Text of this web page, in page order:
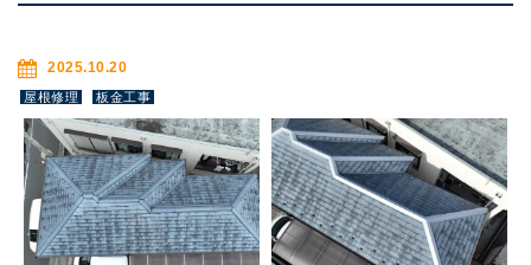
2025.10.20
屋根修理 板金工事